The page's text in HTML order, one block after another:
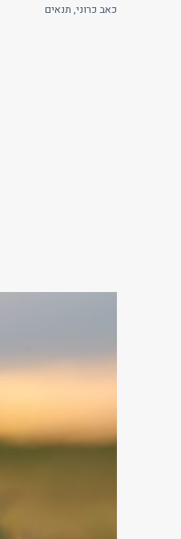
תגיות
כאב כרוני, תנאים